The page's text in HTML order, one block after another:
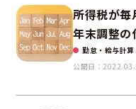
所得税が毎
年末調整の
勤怠・給与計算
公開日：